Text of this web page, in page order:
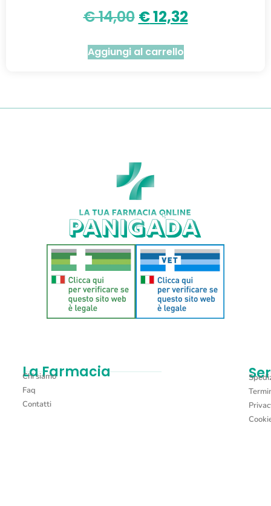
€14,00 €12,32
Aggiungi al carrello
La Farmacia
Chi siamo
Faq
Contatti